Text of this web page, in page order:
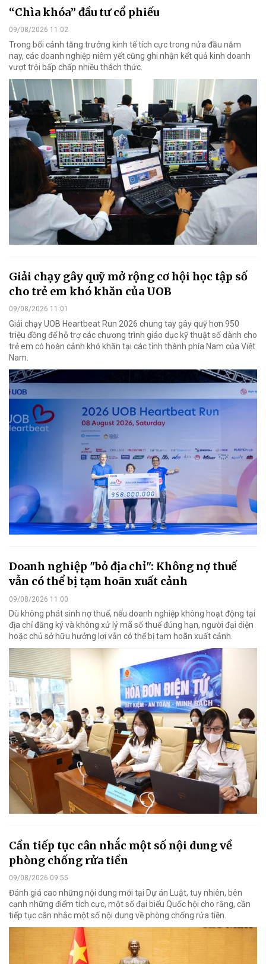
“Chìa khóa” đầu tư cổ phiếu
09/08/2026 11:02
Trong bối cảnh tăng trưởng kinh tế tích cực trong nửa đầu năm
nay, các doanh nghiệp niêm yết cũng ghi nhận kết quả kinh doanh
vượt trội bấp chấp nhiều thách thức.
Giải chạy gây quỹ mở rộng cơ hội học tập số
cho trẻ em khó khăn của UOB
09/08/2026 11:01
Giải chạy UOB Heartbeat Run 2026 chung tay gây quỹ hơn 950
triệu đồng để hỗ trợ các chương trình giáo dục kỹ thuật số dành cho
trẻ em có hoàn cảnh khó khăn tại các tỉnh thành phía Nam của Việt
Nam.
Doanh nghiệp "bỏ địa chỉ": Không nợ thuế
vẫn có thể bị tạm hoãn xuất cảnh
09/08/2026 11:00
Dù không phát sinh nợ thuế, nếu doanh nghiệp không hoạt động tại
địa chỉ đăng ký và không xử lý mã số thuế đúng hạn, người đại diện
hoặc chủ sở hữu hưởng lợi vẫn có thể bị tạm hoãn xuất cảnh.
Cần tiếp tục cân nhắc một số nội dung về
phòng chống rửa tiền
09/08/2026 09:55
Đánh giá cao những nội dung mới tại Dự án Luật, tuy nhiên, bên
cạnh những điểm tích cực, một số đại biểu Quốc hội cho rằng, cần
tiếp tục cân nhắc một số nội dung về phòng chống rửa tiền.